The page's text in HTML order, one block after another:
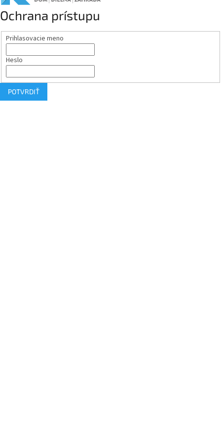
Ochrana prístupu
Prihlasovacie meno
Heslo
POTVRDIŤ